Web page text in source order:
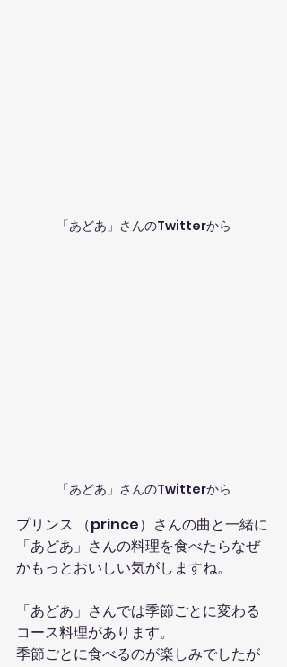
「あどあ」さんのTwitterから
「あどあ」さんのTwitterから
プリンス （prince）さんの曲と一緒に
「あどあ」さんの料理を食べたらなぜ
かもっとおいしい気がしますね。
「あどあ」さんでは季節ごとに変わる
コース料理があります。
季節ごとに食べるのが楽しみでしたが